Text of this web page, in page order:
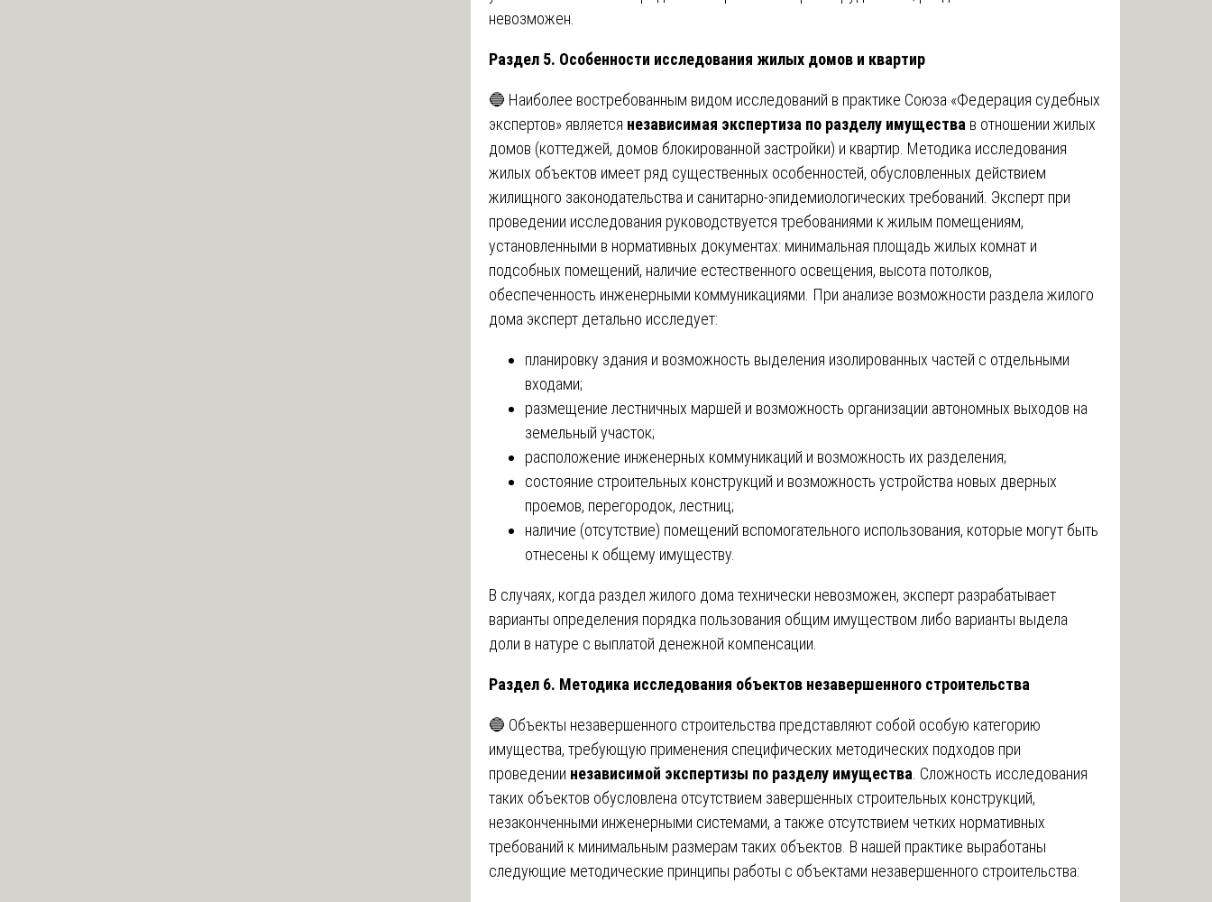
невозможен.
Раздел 5. Особенности исследования жилых домов и квартир
🔵 Наиболее востребованным видом исследований в практике Союза «Федерация судебных
экспертов» является независимая экспертиза по разделу имущества в отношении жилых
домов (коттеджей, домов блокированной застройки) и квартир. Методика исследования
жилых объектов имеет ряд существенных особенностей, обусловленных действием
жилищного законодательства и санитарно-эпидемиологических требований. Эксперт при
проведении исследования руководствуется требованиями к жилым помещениям,
установленными в нормативных документах: минимальная площадь жилых комнат и
подсобных помещений, наличие естественного освещения, высота потолков,
обеспеченность инженерными коммуникациями. При анализе возможности раздела жилого
дома эксперт детально исследует:
планировку здания и возможность выделения изолированных частей с отдельными
входами;
размещение лестничных маршей и возможность организации автономных выходов на
земельный участок;
расположение инженерных коммуникаций и возможность их разделения;
состояние строительных конструкций и возможность устройства новых дверных
проемов, перегородок, лестниц;
наличие (отсутствие) помещений вспомогательного использования, которые могут быть
отнесены к общему имуществу.
В случаях, когда раздел жилого дома технически невозможен, эксперт разрабатывает
варианты определения порядка пользования общим имуществом либо варианты выдела
доли в натуре с выплатой денежной компенсации.
Раздел 6. Методика исследования объектов незавершенного строительства
🔵 Объекты незавершенного строительства представляют собой особую категорию
имущества, требующую применения специфических методических подходов при
проведении независимой экспертизы по разделу имущества . Сложность исследования
таких объектов обусловлена отсутствием завершенных строительных конструкций,
незаконченными инженерными системами, а также отсутствием четких нормативных
требований к минимальным размерам таких объектов. В нашей практике выработаны
следующие методические принципы работы с объектами незавершенного строительства: